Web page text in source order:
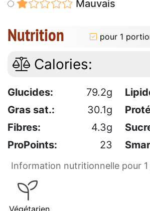
Mauvais
Nutrition pour 1
Calories:
Glucides: 79.2g
Gras sat.:
30.1g
Fibres:
4.3g
ProPoints:
23
Information nutritionnelle pour
Végétarien